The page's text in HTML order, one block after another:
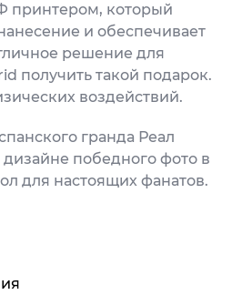
принтером, который
и обеспечивает
решение для
получить такой подарок.
воздействий.
гранда Реал
победного фото в
для настоящих фанатов.